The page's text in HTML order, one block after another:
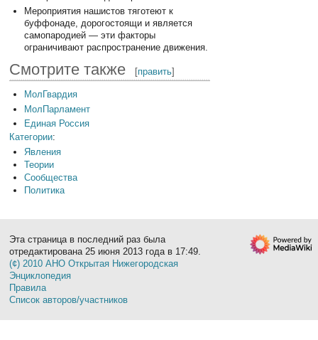
Мероприятия нашистов тяготеют к
буффонаде, дорогостоящи и является
самопародией — эти факторы
ограничивают распространение движения.
Смотрите также [править]
МолГвардия
МолПарламент
Единая Россия
Категории:
Явления
Теории
Сообщества
Политика
Эта страница в последний раз была
отредактирована 25 июня 2013 года в 17:49.
(¢) 2010 АНО Открытая Нижегородская
Энциклопедия
Правила
Список авторов/участников